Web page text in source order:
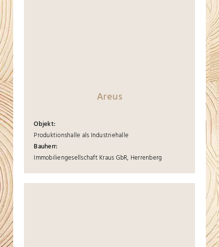
Areus
Objekt:
Produktionshalle als Industriehalle
Bauherr:
Immobiliengesellschaft Kraus GbR, Herrenberg